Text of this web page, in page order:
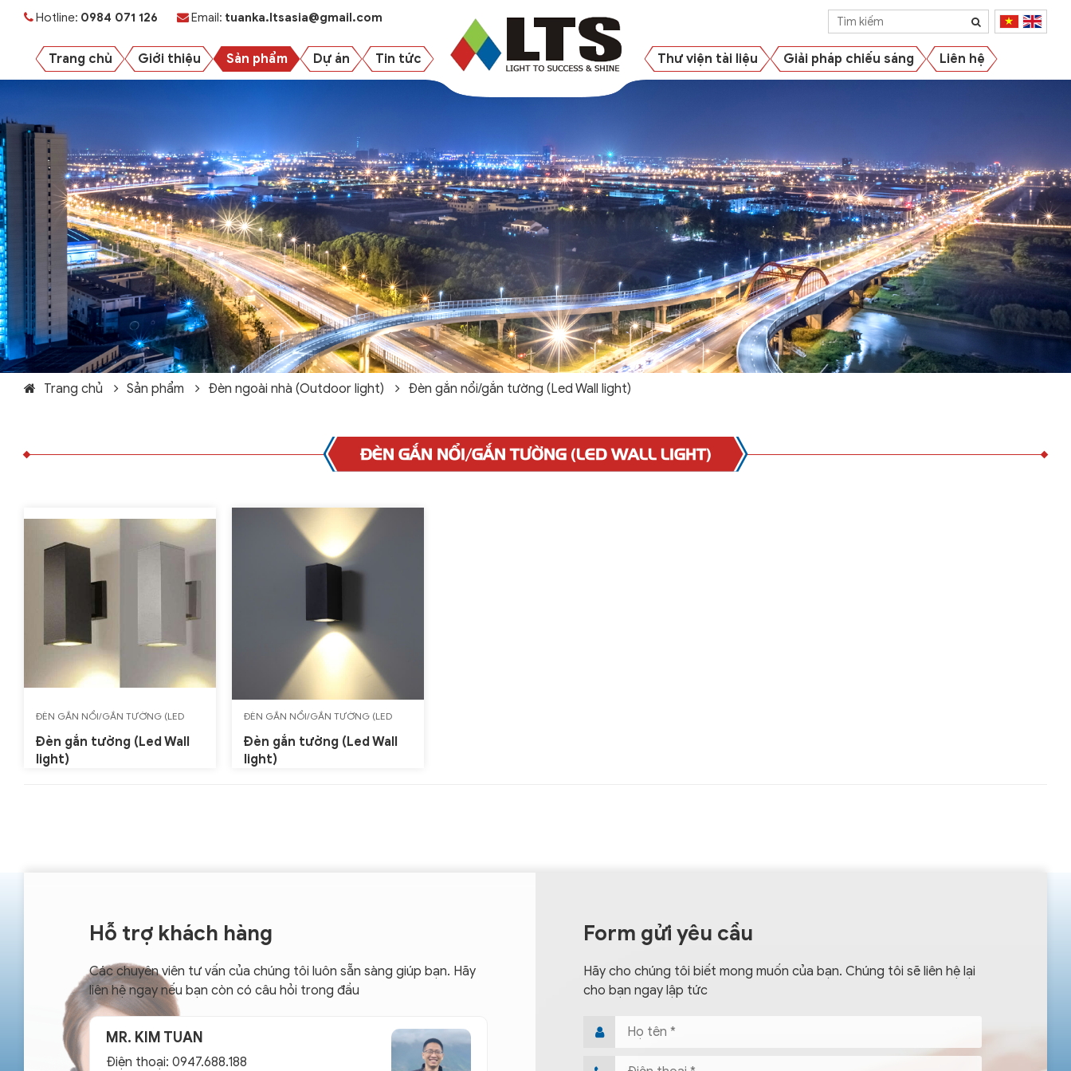
Hotline: 0984 071 126 Email: tuanka.ltsasia@gmail.com
Trang chủ Giới thiệu Sản phẩm Dự án Tin tức Thư viện tài liệu Giải pháp chiếu sáng Liên hệ
Trang chủ Sản phẩm Đèn ngoài nhà (Outdoor light) Đèn gắn nổi/gắn tường (Led Wall light)
ĐÈN GẮN NỔI/GẮN TƯỜNG (LED WALL LIGHT)
ĐÈN GẮN NỔI/GẮN TƯỜNG (LED
WALL LIGHT)
Đèn gắn tường (Led Wall
light)
ĐÈN GẮN NỔI/GẮN TƯỜNG (LED
WALL LIGHT)
Đèn gắn tường (Led Wall
light)
Hỗ trợ khách hàng
Các chuyên viên tư vấn của chúng tôi luôn sẵn sàng giúp bạn. Hãy
liên hệ ngay nếu bạn còn có câu hỏi trong đầu
MR. KIM TUAN
Điện thoại: 0947.688.188
Form gửi yêu cầu
Hãy cho chúng tôi biết mong muốn của bạn. Chúng tôi sẽ liên hệ lại
cho bạn ngay lập tức